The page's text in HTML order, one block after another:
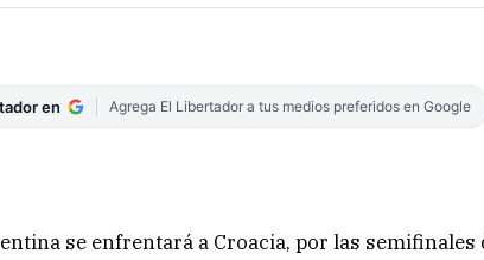
en Agrega El Libertador a tus medios preferidos en Google
se enfrentará a Croacia, por las semifinales